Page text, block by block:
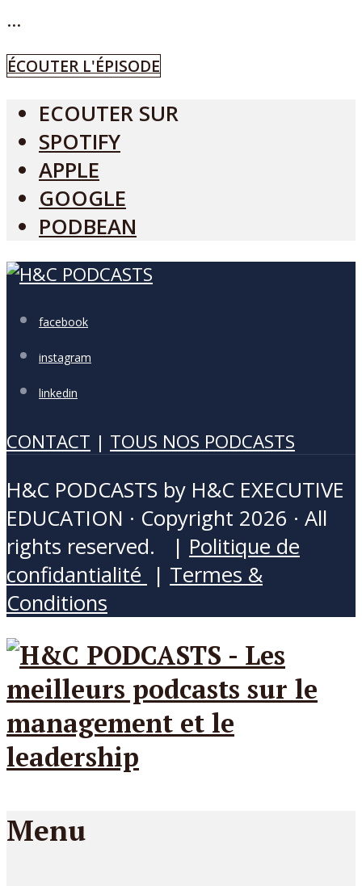
...
ÉCOUTER L'ÉPISODE
ECOUTER SUR
SPOTIFY
APPLE
GOOGLE
PODBEAN
facebook
instagram
linkedin
CONTACT | TOUS NOS PODCASTS
H&C PODCASTS by H&C EXECUTIVE
EDUCATION · Copyright 2026 · All
rights reserved. | Politique de
confidantialité | Termes &
Conditions
Menu